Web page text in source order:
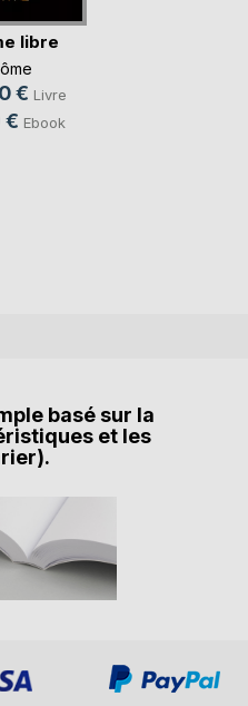
libre
€ Livre
€ Ebook
basé sur la
et les